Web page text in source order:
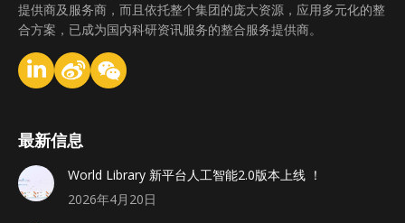
提供商及服务商，而且依托整个集团的庞大资源，应用多元化的整
合方案，已成为国内科研资讯服务的整合服务提供商。
最新信息
World Library 新平台人工智能2.0版本上线 ！
2026年4月20日